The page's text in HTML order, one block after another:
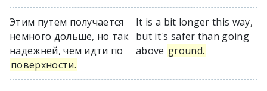
Этим путем получается
немного дольше, но так
надежней, чем идти по
поверхности.
It is a bit longer this way,
but it's safer than going
above ground.